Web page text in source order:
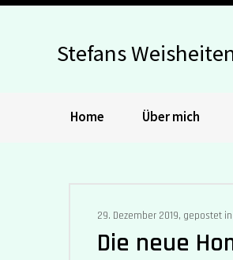
Stefans
Home Über mich
29. Dezember 2019, gepostet in
Die neue